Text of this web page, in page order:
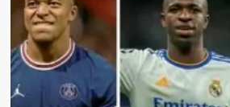
cao
lên
10cm
trong
1
tuần
an